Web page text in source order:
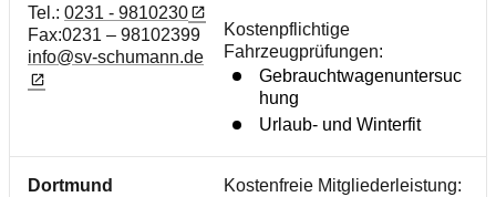
Tel.: 0231 - 9810230
Fax:0231 – 98102399
info@sv-schumann.de
Kostenpflichtige
Fahrzeugprüfungen:
Gebrauchtwagenuntersuc
hung
Urlaub- und Winterfit
Dortmund
Kostenfreie Mitgliederleistung: